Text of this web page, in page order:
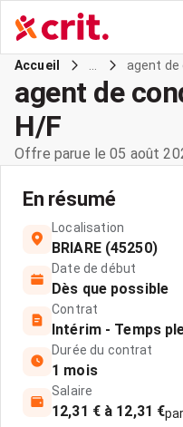
Accueil agent de
agent de
H/F
Offre parue le 05 août
En résumé
Localisation
BRIARE (45250)
Date de début
Dès que possible
Contrat
Intérim - Temps
Durée du contrat
1 mois
Salaire
12,31 € à 12,31 €